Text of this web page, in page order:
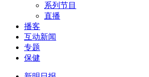
系列节目
直播
播客
互动新闻
专题
保健